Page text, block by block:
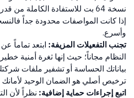
نسخة 64 بت للاستفادة الكاملة من
وأسرع.
تجنب التفعيلات المزيفة: ابتعد تماماً
النظام مجاناً؛ حيث إنها ثغرة أمنية
بياناتك الحساسة أو تشفير ملفات
ترخيص أصلي هو الضمان الوحيد
اتبع إجراءات حماية إضافية: نظراً لأن